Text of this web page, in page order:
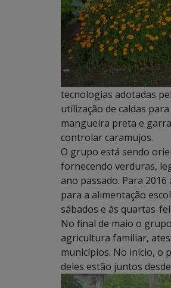
tecnologias adotadas
utilização de caldas
mangueira preta e
controlar caramujos.
O grupo está sendo
fornecendo verduras,
ano passado. Para
para a alimentação
sábados e às quartas-
No final de maio o
agricultura familiar,
municípios. No início, o
deles estão juntos